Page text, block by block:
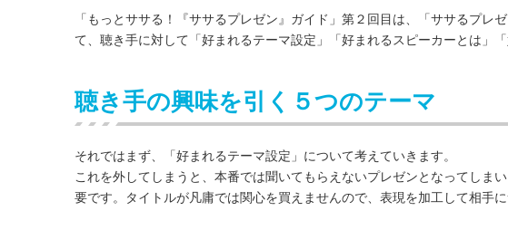
「もっとササる！『ササるプレゼン』ガイド」第２回目は、「ササるプ
て、聴き手に対して「好まれるテーマ設定」「好まれるスピーカーとは」
聴き手の興味を引く５つのテーマ
それではまず、「好まれるテーマ設定」について考えていきます。
これを外してしまうと、本番では聞いてもらえないプレゼンとなってしま
要です。タイトルが凡庸では関心を買えませんので、表現を加工して相手